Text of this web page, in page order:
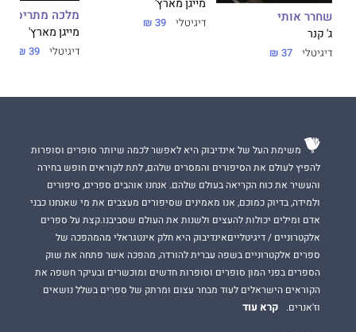
שחרר אותי
ג' קנר
דיגיטלי 37 ₪
מייגן מארץ'
דיגיטלי 39 ₪ מלכה מתריסה
מייגן מארץ'
דיגיטלי 39 ₪
משימת העל של אינדיבוק היא לאפשר לכמה שיותר סופרים וסופרות
להפיץ לעולם את הסיפורים והמסרים שלהם, לתת לקוראים חופש בחירה
והעשיר את כוח הקריאה בעולם שלהם. אנחנו אוהבים ספרים, סיפורים
ולמידה, בדיוק כמוכם, אנו מאמינים שסיפורים מעצבים את מי שאנחנו כבני
אדם ומילים יכולות להעצים ולשנות את העולם שסביבנו.קצת על ספרים
אלקטרוניים / דיגיטלייםאינדיבוק היא חלק אינטגראלי מהמהפכה של
ספרים אלקטרוניים בשפה עברית להורדה, מהפכה אשר פתחה את שוק
הספרים בפני המון סופרים וסופרות חדשים ומוכשרים ובעיקר חשפה את
הקוראים הישראלים לעוד מבחר עצום ומרתק של ספרים בשלל נושאים
וז'אנרים.
קרא עוד